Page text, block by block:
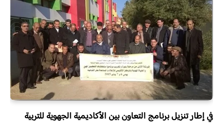
في إطار تنزيل برنامج التعاون بين الأكاديمية الجهوية للتربية